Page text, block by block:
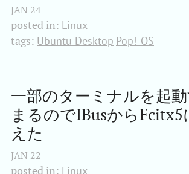
JAN 24
posted in: Linux
tags: Ubuntu Desktop Pop!_OS
一部のターミナルを起
まるのでIBusからFcitx5
えた
JAN 22
posted in: Linux